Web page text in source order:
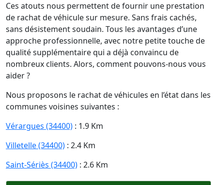
Ces atouts nous permettent de fournir une prestation
de rachat de véhicule sur mesure. Sans frais cachés,
sans désistement soudain. Tous les avantages d’une
approche professionnelle, avec notre petite touche de
qualité supplémentaire qui a déjà convaincu de
nombreux clients. Alors, comment pouvons-nous vous
aider ?
Nous proposons le rachat de véhicules en l’état dans les
communes voisines suivantes :
Vérargues (34400) : 1.9 Km
Villetelle (34400) : 2.4 Km
Saint-Sériès (34400) : 2.6 Km